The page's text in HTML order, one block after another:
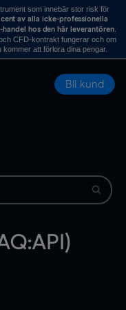
som innebär stor risk för
av alla icke-professionella
hos den här leverantören.
CFD-kontrakt fungerar och om
att förlora dina pengar.
Bli kund